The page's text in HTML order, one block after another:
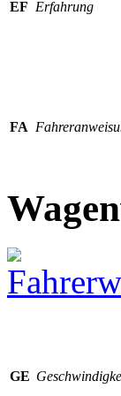
EF Erfahrung
FA
GE